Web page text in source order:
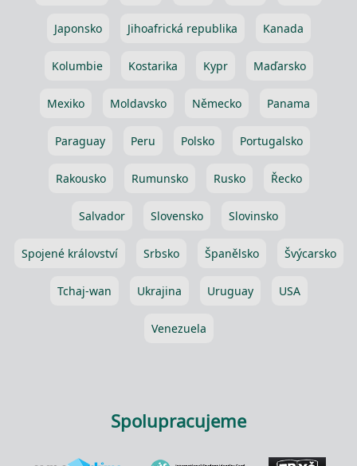
Japonsko Jihoafrická republika Kanada
Kolumbie Kostarika Kypr Maďarsko
Mexiko Moldavsko Německo Panama
Paraguay Peru Polsko Portugalsko
Rakousko Rumunsko Rusko Řecko
Salvador Slovensko Slovinsko
Spojené království Srbsko Španělsko Švýcarsko
Tchaj-wan Ukrajina Uruguay USA
Venezuela
Spolupracujeme